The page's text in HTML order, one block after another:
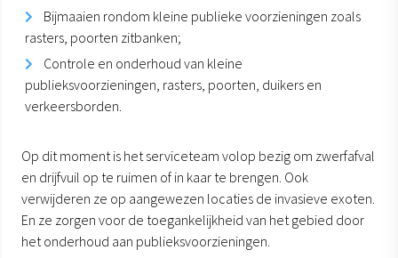
Bijmaaien rondom kleine publieke voorzieningen zoals
rasters, poorten zitbanken;
Controle en onderhoud van kleine
publieksvoorzieningen, rasters, poorten, duikers en
verkeersborden.
Op dit moment is het serviceteam volop bezig om zwerfafval
en drijfvuil op te ruimen of in kaar te brengen. Ook
verwijderen ze op aangewezen locaties de invasieve exoten.
En ze zorgen voor de toegankelijkheid van het gebied door
het onderhoud aan publieksvoorzieningen.